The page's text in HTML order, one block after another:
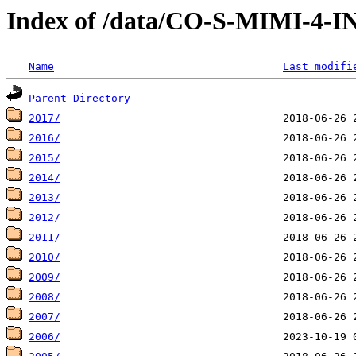
Index of /data/CO-S-MIMI-4-
Name Last
Parent Directory
2017/
2016/
2015/
2014/
2013/
2012/
2011/
2010/
2009/
2008/
2007/
2006/